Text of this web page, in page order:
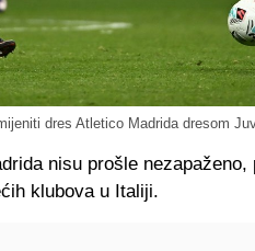
dres Atletico Madrida dresom
nisu prošle
klubova u Italiji.